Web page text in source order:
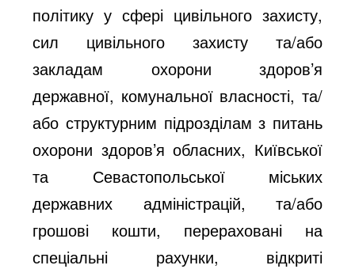
політику у сфері цивільного захисту,
сил цивільного захисту та/або
закладам охорони здоров’я
державної, комунальної власності, та/
або структурним підрозділам з питань
охорони здоров’я обласних, Київської
та Севастопольської міських
державних адміністрацій, та/або
грошові кошти, перераховані на
спеціальні рахунки, відкриті